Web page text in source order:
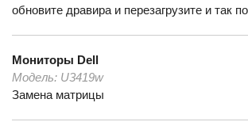
обновите дравира и перезагрузите и так
Мониторы Dell
Модель: U3419w
Замена матрицы